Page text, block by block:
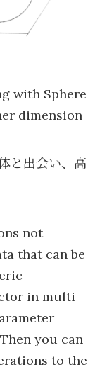
with Sphere
dimension
と出会い、高
not
that can be
in multi
you can
to the